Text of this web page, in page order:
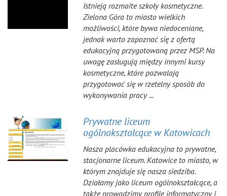
Istnieją rozmaite szkoły kosmetyczne.
Zielona Góra to miasto wielkich
możliwości, które bywa niedoceniane,
jednak warto zapoznać się z ofertą
edukacyjną przygotowaną przez MSP. Na
uwagę zasługują między innymi kursy
kosmetyczne, które pozwalają
przygotować się w rzetelny sposób do
wykonywania pracy ...
Prywatne liceum
ogólnokształcące w Katowicach
Nasza placówka edukacyjna to prywatne,
stacjonarne liceum. Katowice to miasto, w
którym znajduje się nasza siedziba.
Działamy jako liceum ogólnokształcące, a
także prowadzimy profile informatyczny i